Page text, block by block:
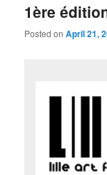
1ère
Posted onApril 21,